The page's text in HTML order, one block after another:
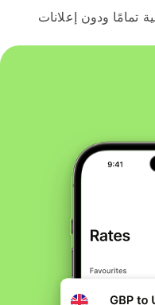
ودون إعلانات